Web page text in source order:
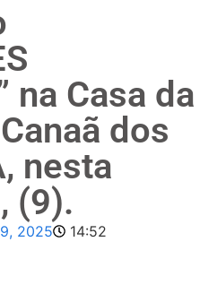
na Casa da
dos
nesta
(9).
2025
14:52